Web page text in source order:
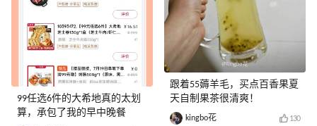
99任选6件的大希地真的太划
算，承包了我的早中晚餐
跟着55薅羊毛，买点百香果夏
天自制果茶很清爽！
kingbo花 130